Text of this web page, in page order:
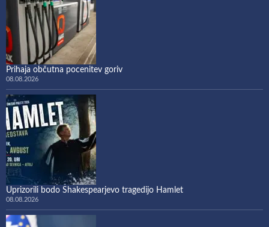
Prihaja občutna pocenitev goriv
08.08.2026
Uprizorili bodo Shakespearjevo tragedijo Hamlet
08.08.2026